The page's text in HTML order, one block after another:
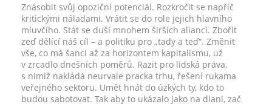
Znásobit svůj opoziční potenciál. Rozkročit se napříč
kritickými náladami. Vrátit se do role jejich hlavního
mluvčího. Stát se duší mnohem širších aliancí. Zbořit
zeď dělící náš cíl – a politiku pro „tady a teď“. Změnit
vše, co má šanci až za horizontem kapitalismu, už
v zrcadlo dnešních poměrů. Razit pro lidská práva,
s nimiž nakládá neurvale pracka trhu, řešení rukama
veřejného sektoru. Umět hnát do úzkých ty, kdo to
budou sabotovat. Tak aby to ukázalo jako na dlani, zač